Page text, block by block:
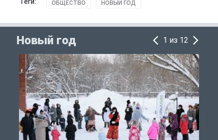
ОБЩЕСТВО НОВЫЙ ГОД
Новый год 1 из 12